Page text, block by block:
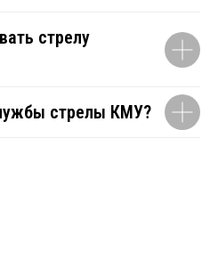
стрелу
стрелы КМУ?